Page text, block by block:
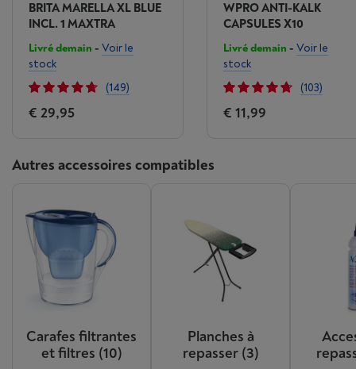
BRITA MARELLA XL BLUE
INCL. 1 MAXTRA
Livré demain - Voir le
stock
(149)
€ 29,95
WPRO ANTI-KALK
CAPSULES X10
Livré demain - Voir le
stock
(103)
€ 11,99
Autres accessoires compatibles
Carafes filtrantes
et filtres (10)
Planches à
repasser(3)